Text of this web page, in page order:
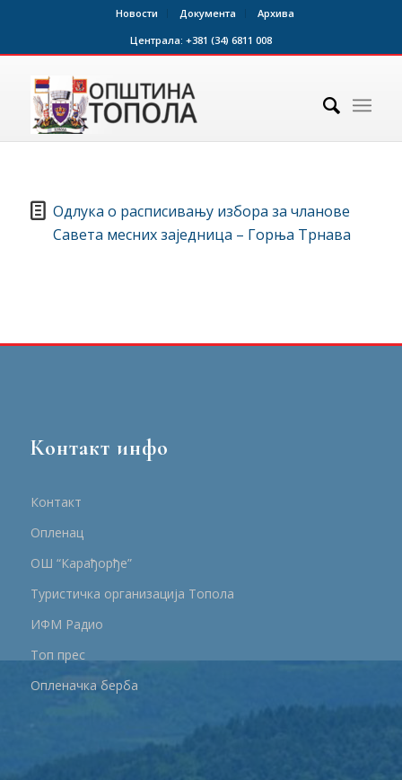
Новости Документа
Архива
Централа: +381 (34) 6811 008
Одлука о расписивању избора за чланове
Савета месних заједница – Горња Трнава
Контакт инфо
Контакт
Опленац
ОШ “Карађорђе”
Туристичка организација Топола
ИФМ Радио
Топ прес
Опленачка берба